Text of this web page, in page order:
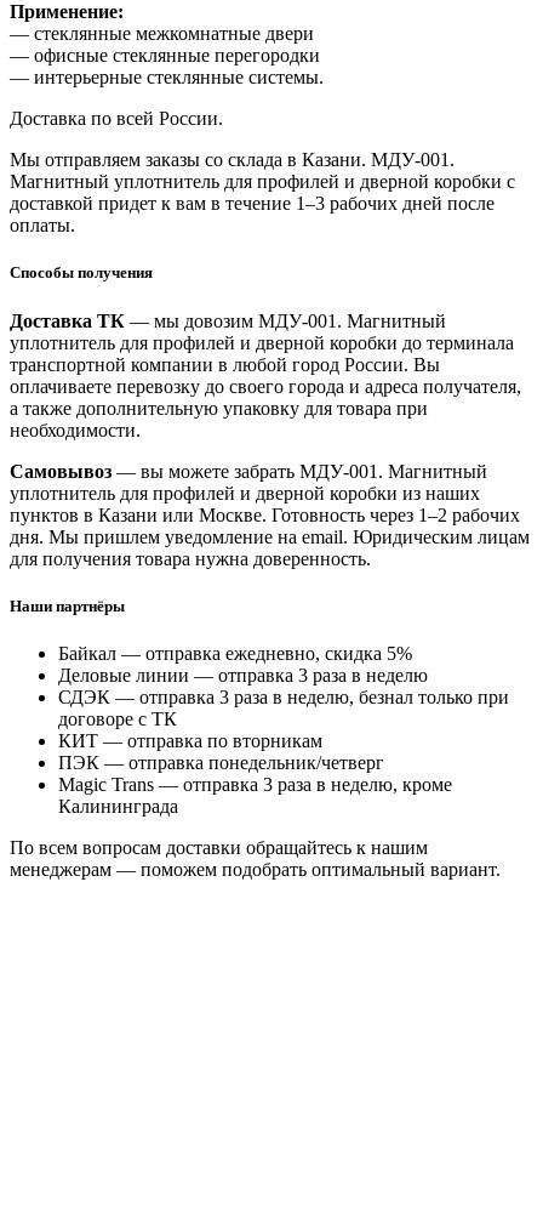
Применение:
— стеклянные межкомнатные двери
— офисные стеклянные перегородки
— интерьерные стеклянные системы.
Доставка по всей России.
Мы отправляем заказы со склада в Казани. МДУ-001.
Магнитный уплотнитель для профилей и дверной коробки с
доставкой придет к вам в течение 1–3 рабочих дней после
оплаты.
Способы получения
Доставка ТК — мы довозим МДУ-001. Магнитный
уплотнитель для профилей и дверной коробки до терминала
транспортной компании в любой город России. Вы
оплачиваете перевозку до своего города и адреса получателя,
а также дополнительную упаковку для товара при
необходимости.
Самовывоз — вы можете забрать МДУ-001. Магнитный
уплотнитель для профилей и дверной коробки из наших
пунктов в Казани или Москве. Готовность через 1–2 рабочих
дня. Мы пришлем уведомление на email. Юридическим лицам
для получения товара нужна доверенность.
Наши партнёры
Байкал — отправка ежедневно, скидка 5%
Деловые линии — отправка 3 раза в неделю
СДЭК — отправка 3 раза в неделю, безнал только при
договоре с ТК
КИТ — отправка по вторникам
ПЭК — отправка понедельник/четверг
Magic Trans — отправка 3 раза в неделю, кроме
Калининграда
По всем вопросам доставки обращайтесь к нашим
менеджерам — поможем подобрать оптимальный вариант.